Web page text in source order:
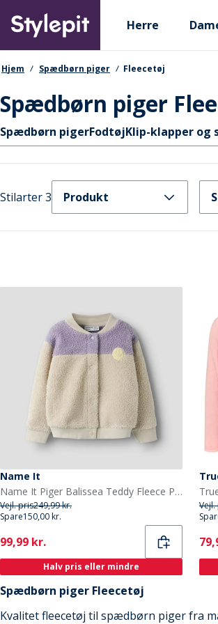
main
content
Primary departments
Herre
navigationssti
Hjem Spædbørn piger Fleecetøj
Spædbørn piger
Hurtige links
Spædbørn pigerFodtøjKlip-klapper og
Stilarter 3 Produkt
Name It
Name It Piger Balissea Teddy Fleece Pumice Stone
Vejl. pris249,99 kr.
Spare150,00 kr.
Current
99,99 kr.
Halv pris eller mindre
Spædbørn piger Fleecetøj
Kvalitet fleecetøj til spædbørn piger fra